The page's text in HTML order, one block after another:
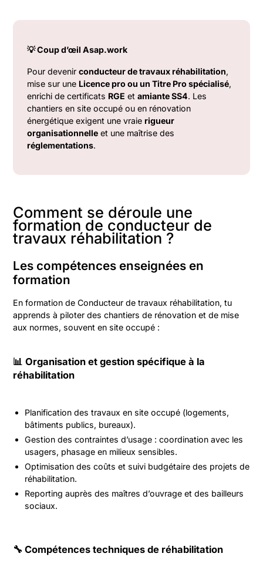
💡 Coup d’œil Asap.work
Pour devenirconducteur de travaux réhabilitation,
mise sur une Licence pro ou un Titre Pro spécialisé,
enrichi de certificats RGE etamiante SS4. Les
chantiers en site occupé ou en rénovation
énergétique exigent une vraierigueur
organisationnelle et une maîtrise des
réglementations.
Comment se déroule une
formation de conducteur de
travaux réhabilitation ?
Les compétences enseignées en
formation
En formation de Conducteur de travaux réhabilitation, tu
apprends à piloter des chantiers de rénovation et de mise
aux normes, souvent en site occupé :
📊 Organisation et gestion spécifique à la
réhabilitation
Planification des travaux en site occupé (logements,
bâtiments publics, bureaux).
Gestion des contraintes d’usage : coordination avec les
usagers, phasage en milieux sensibles.
Optimisation des coûts et suivi budgétaire des projets de
réhabilitation.
Reporting auprès des maîtres d’ouvrage et des bailleurs
sociaux.
🔧 Compétences techniques de réhabilitation